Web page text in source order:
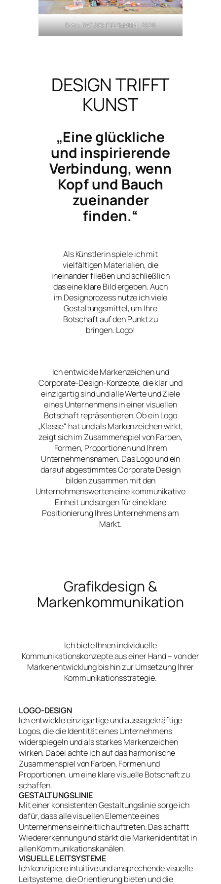
Foto: PAT SCHEIDEMANN | 2025
DESIGN TRIFFT
KUNST
„Eine glückliche
und inspirierende
Verbindung, wenn
Kopf und Bauch
zueinander
finden.“
Als Künstlerin spiele ich mit
vielfältigen Materialien, die
ineinander fließen und schließlich
das eine klare Bild ergeben. Auch
im Designprozess nutze ich viele
Gestaltungsmittel, um Ihre
Botschaft auf den Punkt zu
bringen. Logo!
Ich entwickle Markenzeichen und
Corporate-Design-Konzepte, die klar und
einzigartig sind und alle Werte und Ziele
eines Unternehmens in einer visuellen
Botschaft repräsentieren. Ob ein Logo
„Klasse“ hat und als Markenzeichen wirkt,
zeigt sich im Zusammenspiel von Farben,
Formen, Proportionen und Ihrem
Unternehmensnamen. Das Logo und ein
darauf abgestimmtes Corporate Design
bilden zusammen mit den
Unternehmenswerten eine kommunikative
Einheit und sorgen für eine klare
Positionierung Ihres Unternehmens am
Markt.
Grafikdesign &
Markenkommunikation
Ich biete Ihnen individuelle
Kommunikationskonzepte aus einer Hand – von der
Markenentwicklung bis hin zur Umsetzung Ihrer
Kommunikationsstrategie.
LOGO-DESIGN
Ich entwickle einzigartige und aussagekräftige
Logos, die die Identität eines Unternehmens
widerspiegeln und als starkes Markenzeichen
wirken. Dabei achte ich auf das harmonische
Zusammenspiel von Farben, Formen und
Proportionen, um eine klare visuelle Botschaft zu
schaffen.
GESTALTUNGSLINIE
Mit einer konsistenten Gestaltungslinie sorge ich
dafür, dass alle visuellen Elemente eines
Unternehmens einheitlich auftreten. Das schafft
Wiedererkennung und stärkt die Markenidentität in
allen Kommunikationskanälen.
VISUELLE LEITSYSTEME
Ich konzipiere intuitive und ansprechende visuelle
Leitsysteme, die Orientierung bieten und die